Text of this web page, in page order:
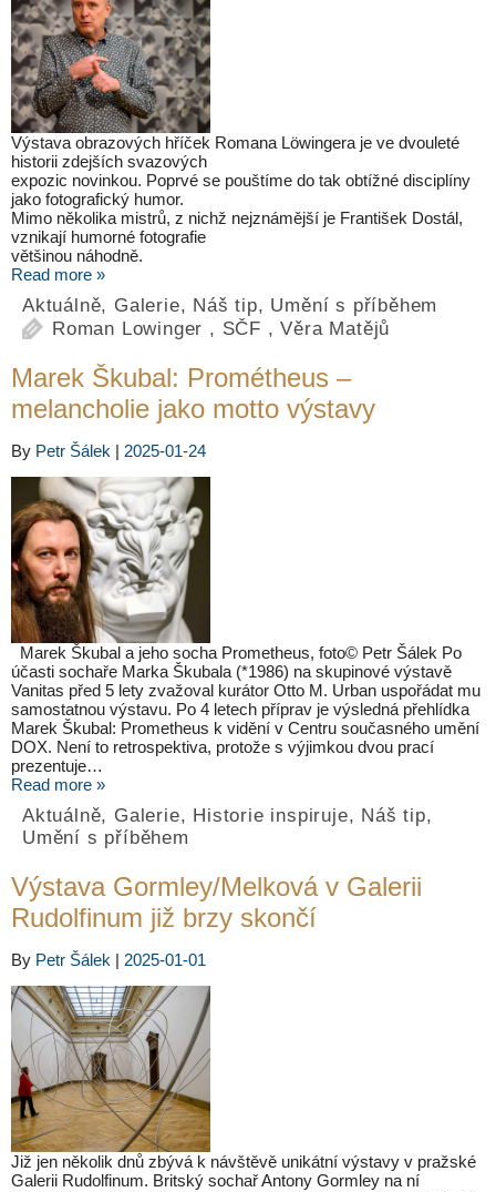
Výstava obrazových hříček Romana Löwingera je ve dvouleté
historii zdejších svazových
expozic novinkou. Poprvé se pouštíme do tak obtížné disciplíny
jako fotografický humor.
Mimo několika mistrů, z nichž nejznámější je František Dostál,
vznikají humorné fotografie
většinou náhodně.
Read more »
Aktuálně, Galerie, Náš tip, Umění s příběhem
Roman Lowinger , SČF ,Věra Matějů
Marek Škubal: Prométheus –
melancholie jako motto výstavy
By Petr Šálek | 2025-01-24
Marek Škubal a jeho socha Prometheus, foto© Petr Šálek Po
účasti sochaře Marka Škubala (*1986) na skupinové výstavě
Vanitas před 5 lety zvažoval kurátor Otto M. Urban uspořádat mu
samostatnou výstavu. Po 4 letech příprav je výsledná přehlídka
Marek Škubal: Prometheus k vidění v Centru současného umění
DOX. Není to retrospektiva, protože s výjimkou dvou prací
prezentuje…
Read more »
Aktuálně, Galerie, Historie inspiruje, Náš tip,
Umění s příběhem
Výstava Gormley/Melková v Galerii
Rudolfinum již brzy skončí
By Petr Šálek | 2025-01-01
Již jen několik dnů zbývá k návštěvě unikátní výstavy v pražské
Galerii Rudolfinum. Britský sochař Antony Gormley na ní